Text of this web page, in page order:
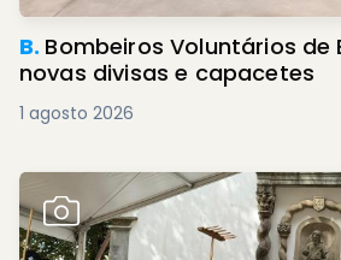
B. Bombeiros Voluntários
novas divisas e capacetes
1 agosto 2026